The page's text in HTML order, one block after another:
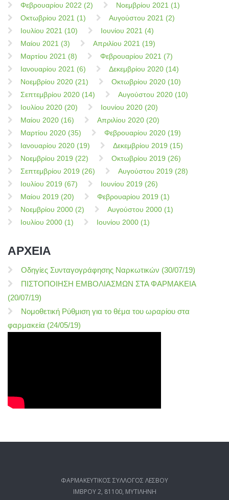
Φεβρουαρίου 2022 (2)
Νοεμβρίου 2021 (1)
Οκτωβρίου 2021 (1)
Αυγούστου 2021 (2)
Ιουλίου 2021 (10)
Ιουνίου 2021 (4)
Μαίου 2021 (3)
Απριλίου 2021 (19)
Μαρτίου 2021 (8)
Φεβρουαρίου 2021 (7)
Ιανουαρίου 2021 (6)
Δεκεμβρίου 2020 (14)
Νοεμβρίου 2020 (21)
Οκτωβρίου 2020 (10)
Σεπτεμβρίου 2020 (14)
Αυγούστου 2020 (10)
Ιουλίου 2020 (20)
Ιουνίου 2020 (20)
Μαίου 2020 (16)
Απριλίου 2020 (20)
Μαρτίου 2020 (35)
Φεβρουαρίου 2020 (19)
Ιανουαρίου 2020 (19)
Δεκεμβρίου 2019 (15)
Νοεμβρίου 2019 (22)
Οκτωβρίου 2019 (26)
Σεπτεμβρίου 2019 (26)
Αυγούστου 2019 (28)
Ιουλίου 2019 (67)
Ιουνίου 2019 (26)
Μαίου 2019 (20)
Φεβρουαρίου 2019 (1)
Νοεμβρίου 2000 (2)
Αυγούστου 2000 (1)
Ιουλίου 2000 (1)
Ιουνίου 2000 (1)
ΑΡΧΕΙΑ
Οδηγίες Συνταγογράφησης Ναρκωτικών (30/07/19)
ΠΙΣΤΟΠΟΙΗΣΗ ΕΜΒΟΛΙΑΣΜΩΝ ΣΤΑ ΦΑΡΜΑΚΕΙΑ
(20/07/19)
Νομοθετική Ρύθμιση για το θέμα του ωραρίου στα
φαρμακεία (24/05/19)
ΦΑΡΜΑΚΕΥΤΙΚΟΣ ΣΥΛΛΟΓΟΣ ΛΕΣΒΟΥ
ΙΜΒΡΟΥ 2, 81100, ΜΥΤΙΛΗΝΗ